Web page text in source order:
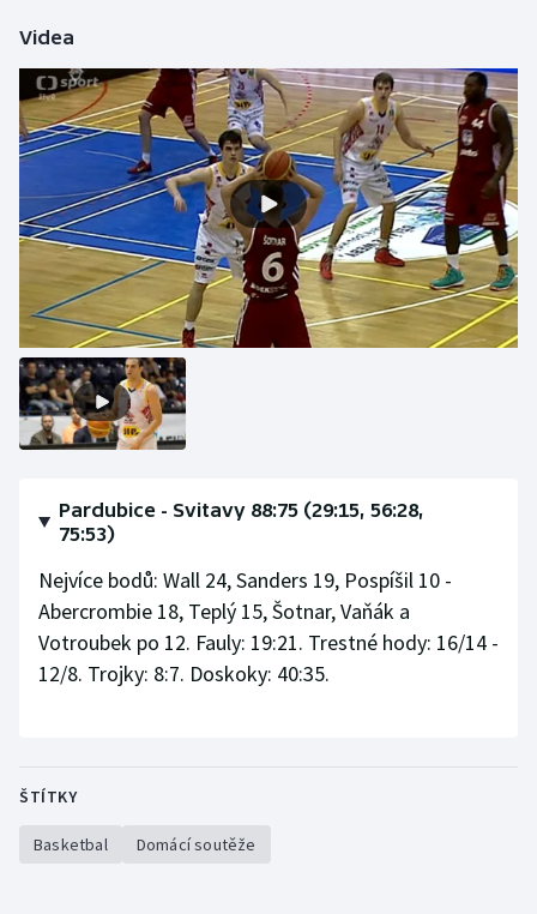
Jezdectví
Judo
Krasobruslení
Lezení
Lyže a snowboard
Moderní pětiboj
Motorsport
Parasport
Plavání
Plážový volejbal
Videa
Pardubice - Svitavy 88:75 (29:15, 56:28,
75:53)
Nejvíce bodů: Wall 24, Sanders 19, Pospíšil 10 -
Abercrombie 18, Teplý 15, Šotnar, Vaňák a
Votroubek po 12. Fauly: 19:21. Trestné hody: 16/14 -
12/8. Trojky: 8:7. Doskoky: 40:35.
ŠTÍTKY
Basketbal Domácí soutěže